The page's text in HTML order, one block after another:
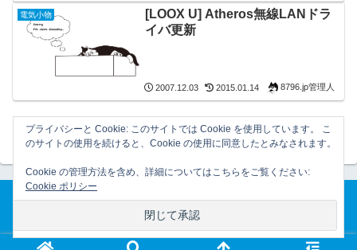
電気小物
[LOOX U] Atheros無線LANドラ
イバ更新
2007.12.03 2015.01.14 8796.jp管理人
プライバシーと Cookie: このサイトでは Cookie を使用しています。 こ
のサイトの使用を続けると、Cookie の使用に同意したとみなされます。
Cookie の管理方法を含め、詳細についてはこちらをご覧ください:
Cookie ポリシー